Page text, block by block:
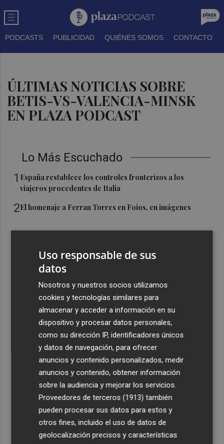
PODCASTS PUBLICIDAD QUIÉNES SOMOS CONTACTO
ÚLTIMAS NOTICIAS SOBRE
BETIS-VS-VALENCIA-MINSK
EN PLAZA PODCAST
Lo Más Escuchado
1 España restablece los controles fronterizos a los
viajeros procedentes de Italia
2El homenaje a Ferran Torres en Foios, en imágenes
Foios se vuelca con Ferran Torres
La serie murciana protagonizada por un conejo de
peluche malhablado y gamberro que triunfa en las
redes: así es 'Yván y Lolo'
Recibe toda la actualidad de
Plaza Podcast en tu correo
Quiero suscribirme
Uso responsable de sus
datos
Nosotros y nuestros socios utilizamos
cookies y tecnologías similares para
almacenar y acceder a información en su
dispositivo y procesar datos personales,
como su dirección IP, identificadores únicos
y datos de navegación, para ofrecer
anuncios y contenido personalizados, medir
anuncios y contenido, obtener información
sobre la audiencia y mejorar los servicios.
Proveedores de terceros (1913) también
pueden procesar sus datos para estos y
otros fines, incluido el uso de datos de
geolocalización precisos y características